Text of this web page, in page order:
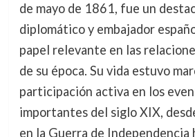
de mayo de 1861, fue un
diplomático y embajador
papel relevante en las
de su época. Su vida estuvo
participación activa en los
importantes del siglo XIX,
en la Guerra de Independencia